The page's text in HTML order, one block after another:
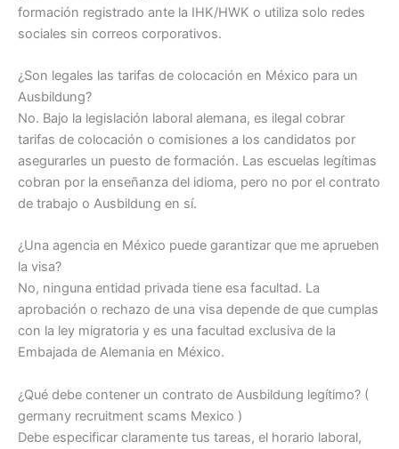
formación registrado ante la IHK/HWK o utiliza solo redes
sociales sin correos corporativos.
¿Son legales las tarifas de colocación en México para un
Ausbildung?
No. Bajo la legislación laboral alemana, es ilegal cobrar
tarifas de colocación o comisiones a los candidatos por
asegurarles un puesto de formación. Las escuelas legítimas
cobran por la enseñanza del idioma, pero no por el contrato
de trabajo o Ausbildung en sí.
¿Una agencia en México puede garantizar que me aprueben
la visa?
No, ninguna entidad privada tiene esa facultad. La
aprobación o rechazo de una visa depende de que cumplas
con la ley migratoria y es una facultad exclusiva de la
Embajada de Alemania en México.
¿Qué debe contener un contrato de Ausbildung legítimo? (
germany recruitment scams Mexico )
Debe especificar claramente tus tareas, el horario laboral,